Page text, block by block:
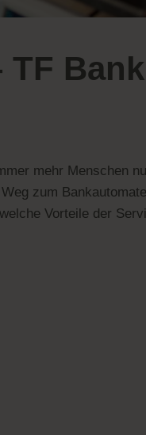
TF Bank
mehr Menschen
zum
Vorteile der